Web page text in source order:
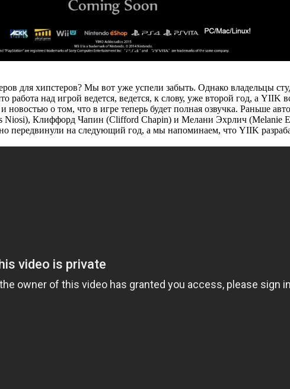
для хипстеров? Мы вот уже успели забыть. Однако владельцы
над игрой ведется, ведется, к слову, уже второй год, а YIIK
о том, что в игре теперь будет полная озвучка. Раньше
Niosi), Клиффорд Чапин (Clifford Chapin) и Мелани Эхрлич (Melanie
передвинули на следующий год, а мы напоминаем, что YIIK